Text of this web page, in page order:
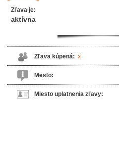
Zľava je:
aktívna
Zľava kúpená: x
Mesto:
Miesto uplatnenia zľavy: